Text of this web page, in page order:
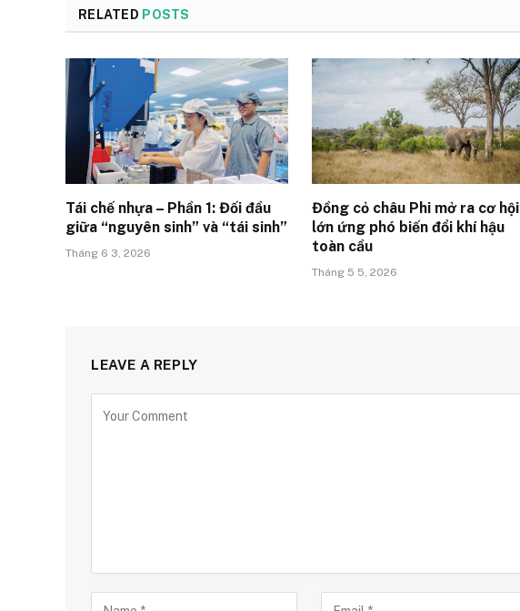
RELATED POSTS
Tái chế nhựa – Phần 1: Đối đầu
giữa “nguyên sinh” và “tái sinh”
Tháng 6 3, 2026
Đồng cỏ châu Phi mở ra cơ hội
lớn ứng phó biến đổi khí hậu
toàn cầu
Tháng 5 5, 2026
LEAVE A REPLY